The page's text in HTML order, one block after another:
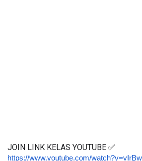
JOIN LINK KELAS YOUTUBE ✅
https://www.youtube.com/